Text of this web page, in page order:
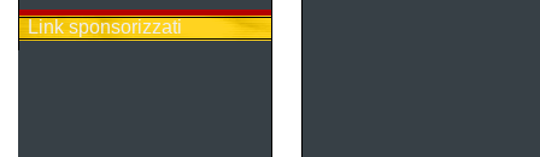
Link sponsorizzati